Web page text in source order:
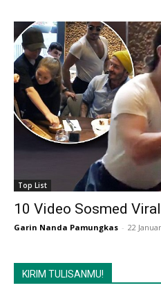
Top List
10 Video Sosmed
Garin Nanda Pamungkas - 22
KIRIM TULISANMU!